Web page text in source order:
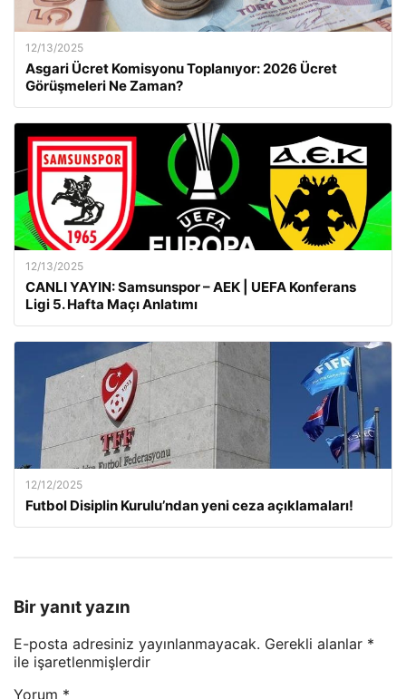
12/13/2025
Asgari Ücret Komisyonu Toplanıyor: 2026 Ücret
Görüşmeleri Ne Zaman?
12/13/2025
CANLI YAYIN: Samsunspor – AEK | UEFA Konferans
Ligi 5. Hafta Maçı Anlatımı
12/12/2025
Futbol Disiplin Kurulu’ndan yeni ceza açıklamaları!
Bir yanıt yazın
E-posta adresiniz yayınlanmayacak. Gerekli alanlar *
ile işaretlenmişlerdir
Yorum *